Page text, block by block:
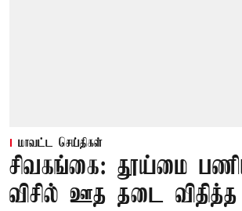
மாவட்ட செய்திகள்
சிவகங்கை: தூய்மை
விசில் ஊத தடை விதித்த